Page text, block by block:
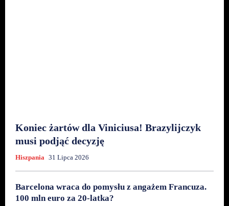
Koniec żartów dla Viniciusa! Brazylijczyk
musi podjąć decyzję
Hiszpania 31 Lipca 2026
Barcelona wraca do pomysłu z angażem Francuza.
100 mln euro za 20-latka?